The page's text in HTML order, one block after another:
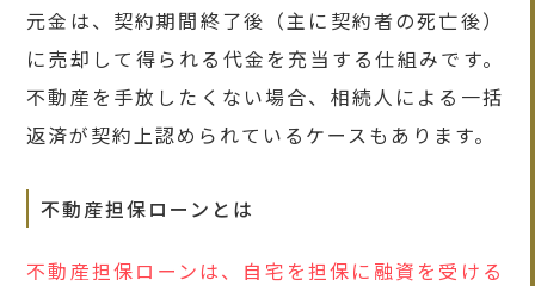
元金は、契約期間終了後（主に契約者の死亡後）
に売却して得られる代金を充当する仕組みです。
不動産を手放したくない場合、相続人による一括
返済が契約上認められているケースもあります。
不動産担保ローンとは
不動産担保ローンは、自宅を担保に融資を受ける